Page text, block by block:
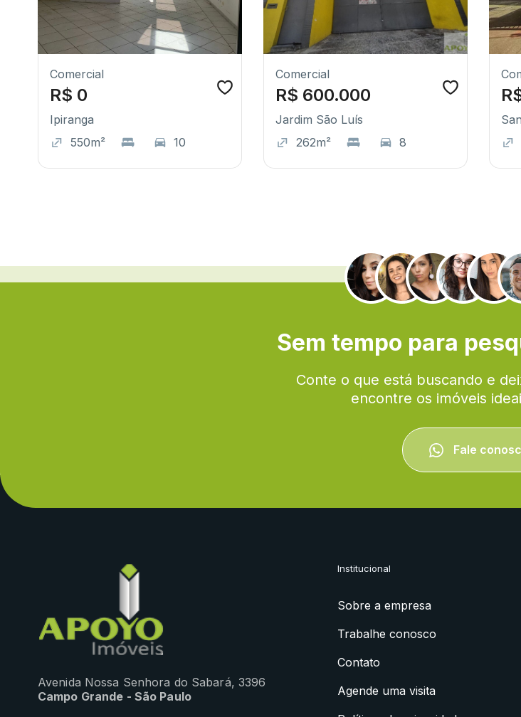
Comercial
R$ 0
Ipiranga
550m²
10
Comercial
R$ 600.000
Jardim São Luís
262m²
8
.
Sem tempo para
Conte o que está buscando e
encontre os imóveis
Fale
Avenida Nossa Senhora do Sabará, 3396
Campo Grande - São Paulo
Institucional
Sobre a empresa
Trabalhe conosco
Contato
Agende uma visita